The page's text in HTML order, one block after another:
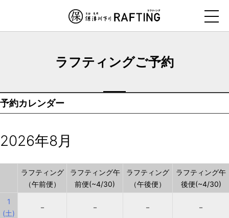
ビ
ゲ
シ
ン
す
ラフティングご予約
予約カレンダー
2026年8月
ラフティング
（午前便）
ラフティング午
前便(~4/30)
ラフティング
（午後便）
ラフティング午
後便(~4/30)
1
(土)
－ － － －